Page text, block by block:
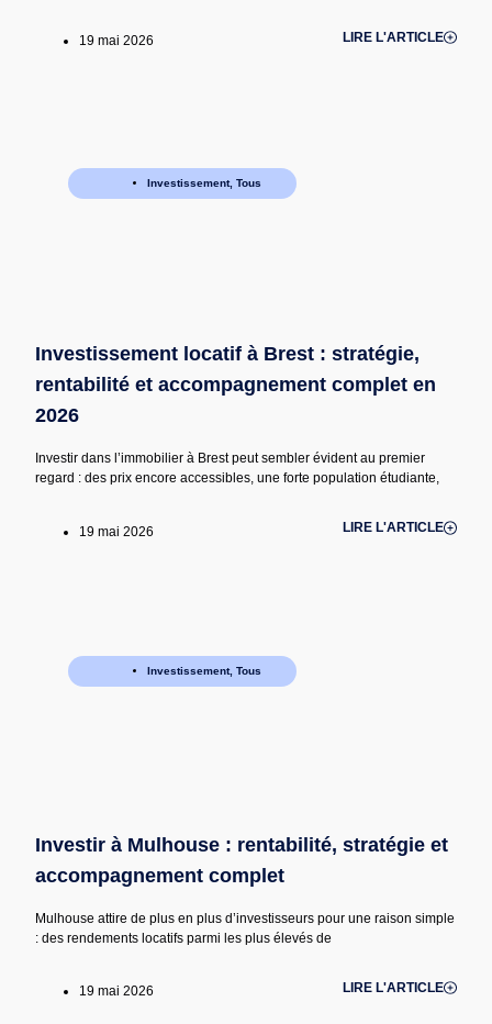
19 mai 2026 LIRE L'ARTICLE
Investissement, Tous
Investissement locatif à Brest : stratégie,
rentabilité et accompagnement complet en
2026
Investir dans l’immobilier à Brest peut sembler évident au premier
regard : des prix encore accessibles, une forte population étudiante,
19 mai 2026 LIRE L'ARTICLE
Investissement, Tous
Investir à Mulhouse : rentabilité, stratégie et
accompagnement complet
Mulhouse attire de plus en plus d’investisseurs pour une raison simple
: des rendements locatifs parmi les plus élevés de
19 mai 2026 LIRE L'ARTICLE